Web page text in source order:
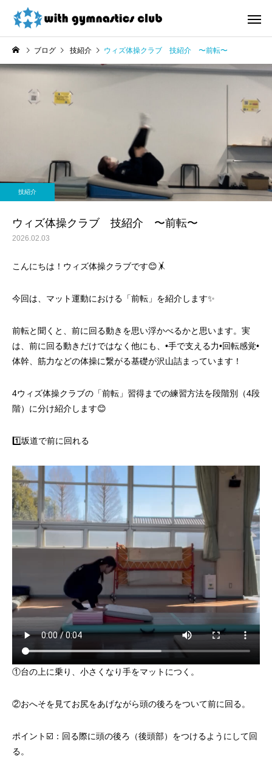
令和8年度未就園児クラス
新規会員様募集中！
未分類
ウィズ体操クラブ技紹
４段、６段閉脚跳び～
ブログ 技紹介 ウィズ体操クラブ 技紹介 〜前転〜
技紹介
ウィズ体操クラブ 技紹介 〜前転〜
2026.02.03
こんにちは！ウィズ体操クラブです😊🤸
今回は、マット運動における「前転」を紹介します✨
前転と聞くと、前に回る動きを思い浮かべるかと思います。実
は、前に回る動きだけではなく他にも、•手で支える力•回転感覚•
体幹、筋力などの体操に繋がる基礎が沢山詰まっています！
4ウィズ体操クラブの「前転」習得までの練習方法を段階別（4段
階）に分け紹介します😊
1️⃣坂道で前に回れる
①台の上に乗り、小さくなり手をマットにつく。
②おへそを見てお尻をあげながら頭の後ろをついて前に回る。
ポイント☑️：回る際に頭の後ろ（後頭部）をつけるようにして回
る。